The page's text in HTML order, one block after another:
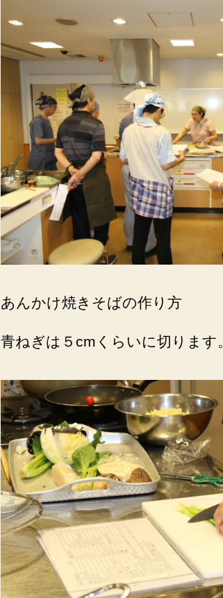
あんかけ焼きそばの作り方
青ねぎは５cmくらいに切ります